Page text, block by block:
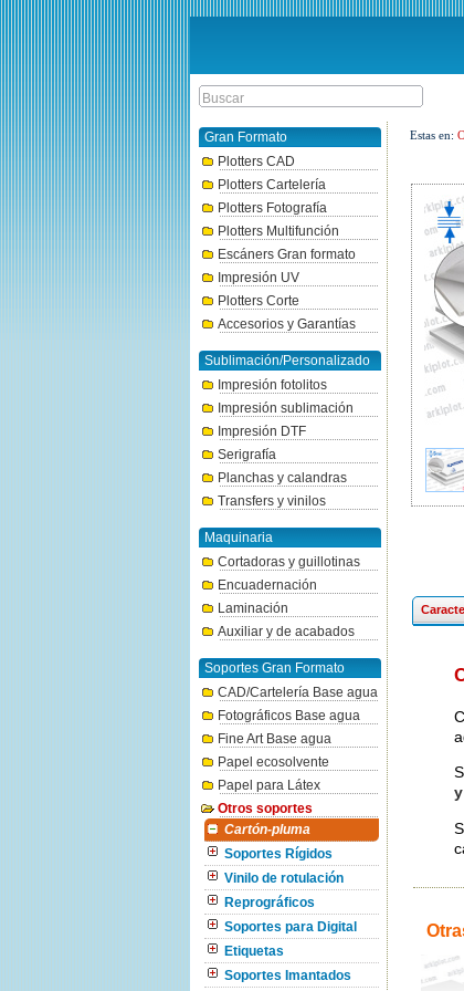
Gran Formato
Plotters CAD
Plotters Cartelería
Plotters Fotografía
Plotters Multifunción
Escáners Gran formato
Impresión UV
Plotters Corte
Accesorios y Garantías
Sublimación/Personalizado
Impresión fotolitos
Impresión sublimación
Impresión DTF
Serigrafía
Planchas y calandras
Transfers y vinilos
Maquinaria
Cortadoras y guillotinas
Encuadernación
Laminación
Auxiliar y de acabados
Soportes Gran Formato
CAD/Cartelería Base agua
Fotográficos Base agua
Fine Art Base agua
Papel ecosolvente
Papel para Látex
Otros soportes
Cartón-pluma
Soportes Rígidos
Vinilo de rotulación
Reprográficos
Soportes para Digital
Etiquetas
Soportes Imantados
Estas en: